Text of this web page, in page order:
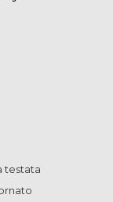
testata